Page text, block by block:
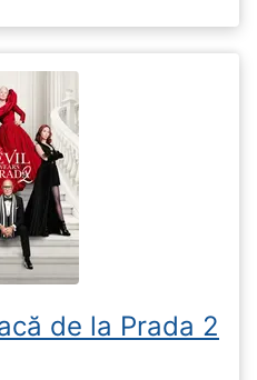
de la Prada 2